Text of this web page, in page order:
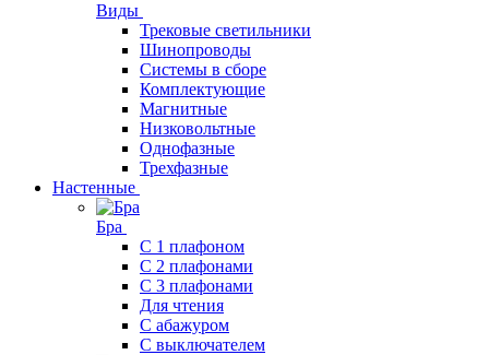
Виды
Трековые светильники
Шинопроводы
Системы в сборе
Комплектующие
Магнитные
Низковольтные
Однофазные
Трехфазные
Настенные
Бра
С 1 плафоном
С 2 плафонами
С 3 плафонами
Для чтения
С абажуром
С выключателем